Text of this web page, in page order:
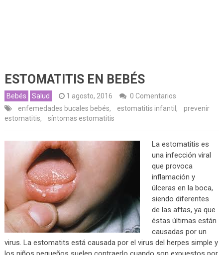
ESTOMATITIS EN BEBÉS
Bebés Salud 1 agosto, 2016
0 Comentarios
enfemedades bucales bebés, estomatitis infantil ,
prevenir
estomatitis, síntomas estomatitis
La estomatitis es
una infección viral
que provoca
inflamación y
úlceras en la boca,
siendo diferentes
de las aftas, ya que
éstas últimas están
causadas por un
virus. La estomatits está causada por el virus del herpes simple y